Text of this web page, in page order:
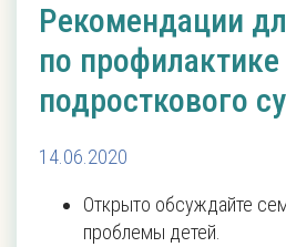
Рекомендации
по профилактике
подросткового
14.06.2020
Открыто обсуждайте
проблемы детей.